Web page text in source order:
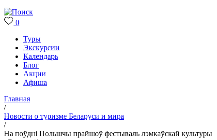
0
Туры
Экскурсии
Календарь
Блог
Акции
Афиша
Главная
/
Новости о туризме Беларуси и мира
/
На поўдні Польшчы прайшоў фестываль лэмкаўскай культуры